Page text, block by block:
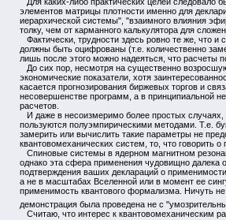
элементов матрицы плотности именно для
иерархической системы", "взаимного влияния
толку, чем от карманного калькулятора для
Фактически, трудности здесь ровно те же, что
должны быть оцифрованы (т.е. количественно
лишь после этого можно надеяться, что расчеты
До сих пор, несмотря на существенно
экономические показатели, хотя
касается прогнозирования биржевых торгов и
несовершенстве программ, а в принципиальной
расчетов.
И даже в несоизмеримо более простых случаях,
пользуются полуэмпирическими методами. Т.е.
замерить или вычислить такие параметры не
квантовомеханических систем, то, что говорить о
Спиновые системы в ядерном магнитном
однако эта сфера применения чудовищно далека
подтверждения ваших деклараций о
а не в масштабах Вселенной или в момент ее
применимость квантового формализма. Ничуть
демонстрация была проведена не с
Считаю, что интерес к квантовомеханическим